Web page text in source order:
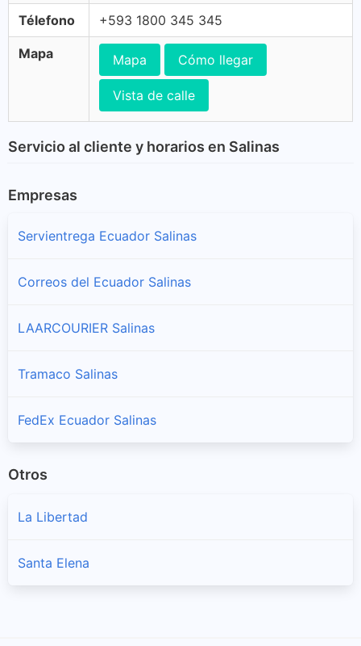
Télefono +593 1800 345 345
Mapa Mapa Cómo llegar
Vista de calle
Servicio al cliente y horarios en Salinas
Empresas
Servientrega Ecuador Salinas
Correos del Ecuador Salinas
LAARCOURIER Salinas
Tramaco Salinas
FedEx Ecuador Salinas
Otros
La Libertad
Santa Elena